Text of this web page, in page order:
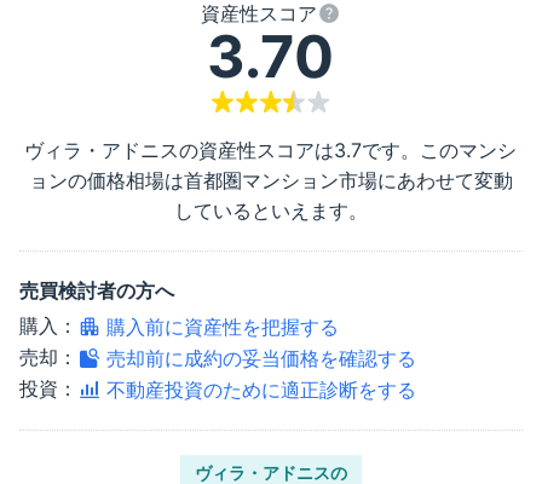
資産性スコア
3.70
ヴィラ・アドニスの資産性スコアは3.7です。このマンシ
ョンの価格相場は首都圏マンション市場にあわせて変動
しているといえます。
売買検討者の方へ
購入：
購入前に資産性を把握する
売却：
売却前に成約の妥当価格を確認する
投資：
不動産投資のために適正診断をする
ヴィラ・アドニスの